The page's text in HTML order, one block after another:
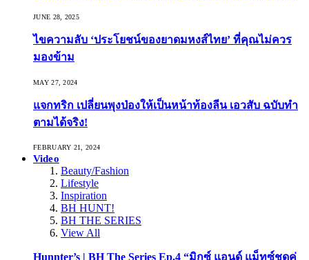
JUNE 28, 2025
ไขความลับ ‘ประโยชน์ของยาดมหงส์ไทย’ ที่คุณไม่ควร
มองข้าม
MAY 27, 2024
แจกทริก เปลี่ยนพุงป่องให้เป็นหน้าท้องลีน เอวสับ ฉบับทำ
ตามได้จริง!
FEBRUARY 21, 2024
Video
Beauty/Fashion
Lifestyle
Inspiration
BH HUNT!
BH THE SERIES
View All
Hunnter’s | BH The Series Ep.4 “มิกซ์ แอนด์ แม็ทซ์ชุดคู่